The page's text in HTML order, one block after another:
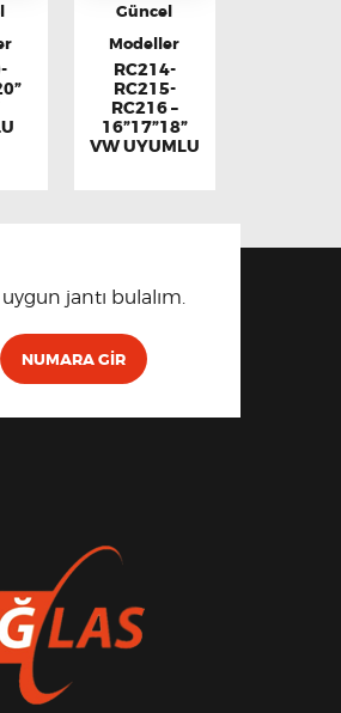
Güncel
Modeller
RC214-
RC215-
RC216 –
16”17”18”
VW UYUMLU
jantı bulalım.
NUMARA GIR